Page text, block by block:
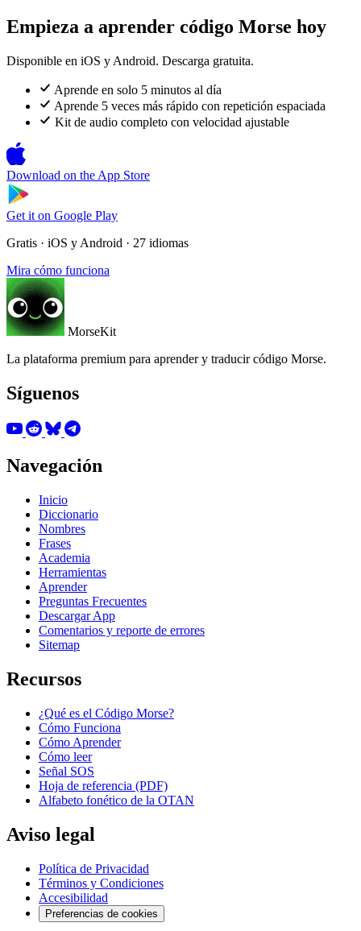
Empieza a aprender código Morse hoy
Disponible en iOS y Android. Descarga gratuita.
Aprende en solo 5 minutos al día
Aprende 5 veces más rápido con repetición espaciada
Kit de audio completo con velocidad ajustable
Download on the App Store
Get it on Google Play
Gratis · iOS y Android · 27 idiomas
Mira cómo funciona
MorseKit
La plataforma premium para aprender y traducir código Morse.
Síguenos
Navegación
Inicio
Diccionario
Nombres
Frases
Academia
Herramientas
Aprender
Preguntas Frecuentes
Descargar App
Comentarios y reporte de errores
Sitemap
Recursos
¿Qué es el Código Morse?
Cómo Funciona
Cómo Aprender
Cómo leer
Señal SOS
Hoja de referencia (PDF)
Alfabeto fonético de la OTAN
Aviso legal
Política de Privacidad
Términos y Condiciones
Accesibilidad
Preferencias de cookies